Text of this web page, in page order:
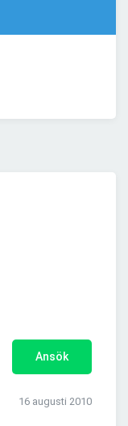
Ansök
16 augusti 2010